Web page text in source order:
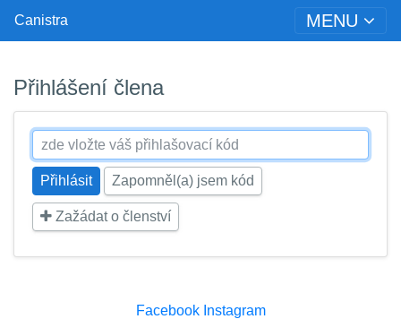
Canistra MENU
Přihlášení člena
Zapomněl(a) jsem kód
Zažádat o členství
Facebook Instagram